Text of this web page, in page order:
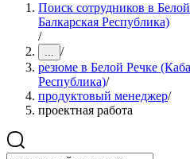
Поиск сотрудников в
Балкарская Республика)
/
... /
резюме в Белой Речке
Республика)/
продуктовый менеджер/
проектная работа